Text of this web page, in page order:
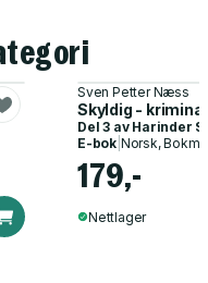
Sven Petter Næss
Skyldig -
Del 3 av Harinder
E-bok| Norsk,
179,-
Nettlager